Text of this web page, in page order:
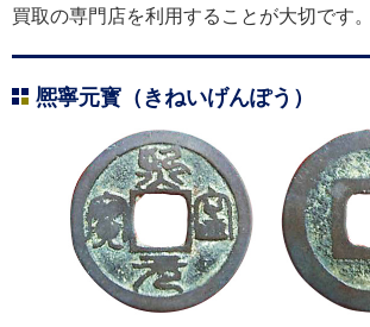
買取の専門店を利用することが大切です。
熈寧元寳（きねいげんぽう）